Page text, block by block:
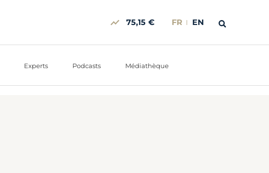
75,15 € FR EN
Experts Podcasts Médiathèque